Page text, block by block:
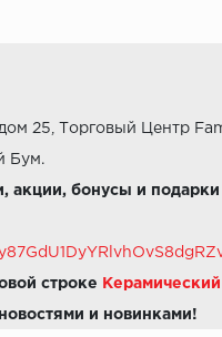
25, Торговый Центр
Бум.
акции, бонусы и
строке Керамический
и новинками!